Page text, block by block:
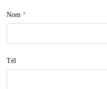
Nom *
Tél